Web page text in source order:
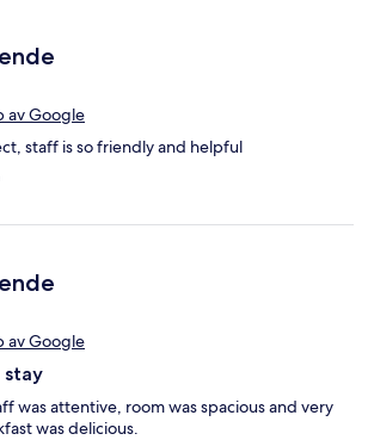
av Google
staff is so friendly and helpful
av Google
stay
was attentive, room was spacious and very
was delicious.